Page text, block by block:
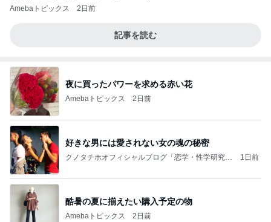
Amebaトピックス 2日前
記事を読む
夜に買ったパワーを求める赤い花
Amebaトピックス 2日前
好きな男には愛されない女の魂の秘密
クノタチホオフィシャルブログ「恋学・性学研究
1日前
酷暑の夏に揃えたい購入予定の物
Amebaトピックス 2日前